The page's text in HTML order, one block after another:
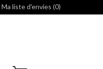
Ma liste d'envies (0)